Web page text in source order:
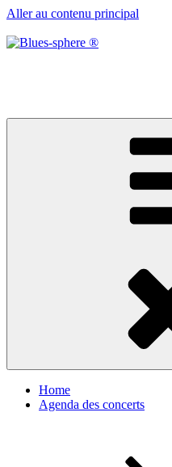
Aller au contenu principal
Home
Agenda des concerts